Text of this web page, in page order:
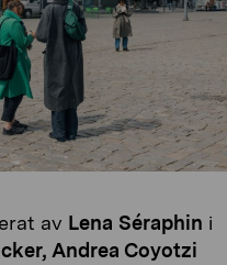
av Lena Séraphin i
Andrea Coyotzi